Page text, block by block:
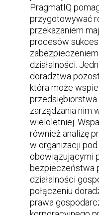
PragmatIQ
przygotowywać
przekazaniem
procesów
działalności.
doradztwa
która może
przedsiębiorstwa
zarządzania nim
wieloletniej.
również analizę
w organizacji
obowiązującymi
bezpieczeństwa
działalności
połączeniu
prawa